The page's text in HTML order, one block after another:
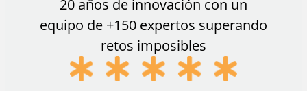
20 años de innovación con un
equipo de +150 expertos superando
retos imposibles